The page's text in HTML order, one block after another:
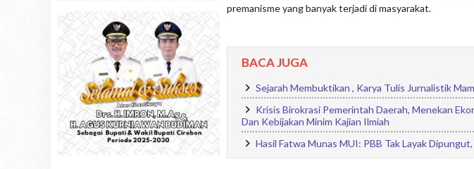
premanisme yang banyak terjadi di masyarakat.
BACA JUGA
Sejarah Membuktikan , Karya Tulis Jurnalistik
Krisis Birokrasi Pemerintah Daerah, Menekan
Dan Kebijakan Minim Kajian Ilmiah
Hasil Fatwa Munas MUI: PBB Tak Layak